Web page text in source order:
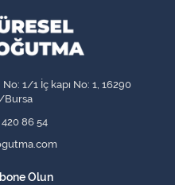
1/1 İç kapı No: 1, 16290
Bursa
420 86 54
Olun